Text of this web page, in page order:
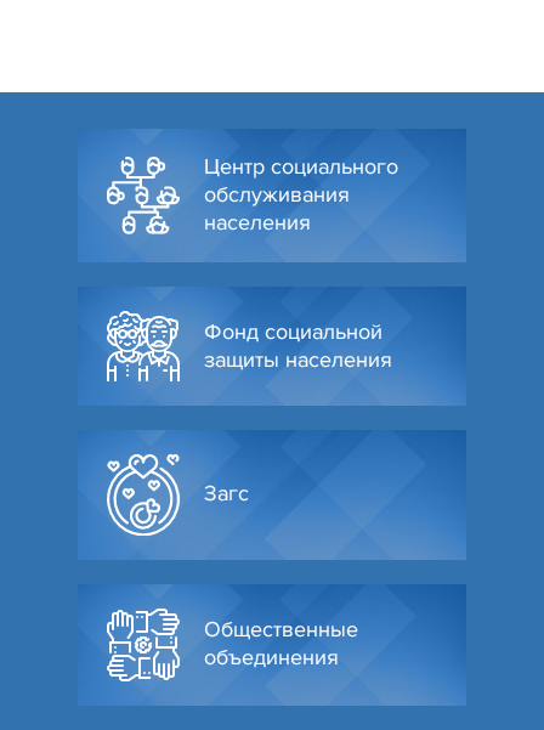
Центр социального
обслуживания
населения
Фонд социальной
защиты населения
Загс
Общественные
объединения